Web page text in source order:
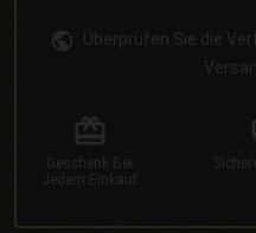
Überprüfen Sie die
Geschenk Bei
Jedem Einkauf